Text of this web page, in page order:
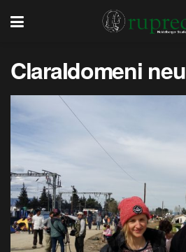
ClaraIdomeni neu